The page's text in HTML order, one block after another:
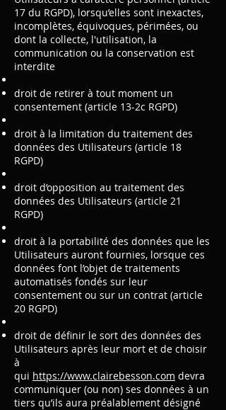
17 du RGPD), lorsqu’elles sont inexactes,
incomplètes, équivoques, périmées, ou
dont la collecte, l'utilisation, la
communication ou la conservation est
interdite
droit de retirer à tout moment un
consentement (article 13-2c RGPD)
droit à la limitation du traitement des
données des Utilisateurs (article 18
RGPD)
droit d’opposition au traitement des
données des Utilisateurs (article 21
RGPD)
droit à la portabilité des données que les
Utilisateurs auront fournies, lorsque ces
données font l’objet de traitements
automatisés fondés sur leur
consentement ou sur un contrat (article
20 RGPD)
droit de définir le sort des données des
Utilisateurs après leur mort et de choisir
à
qui https://www.clairebesson.com devra
communiquer (ou non) ses données à un
tiers qu’ils aura préalablement désigné